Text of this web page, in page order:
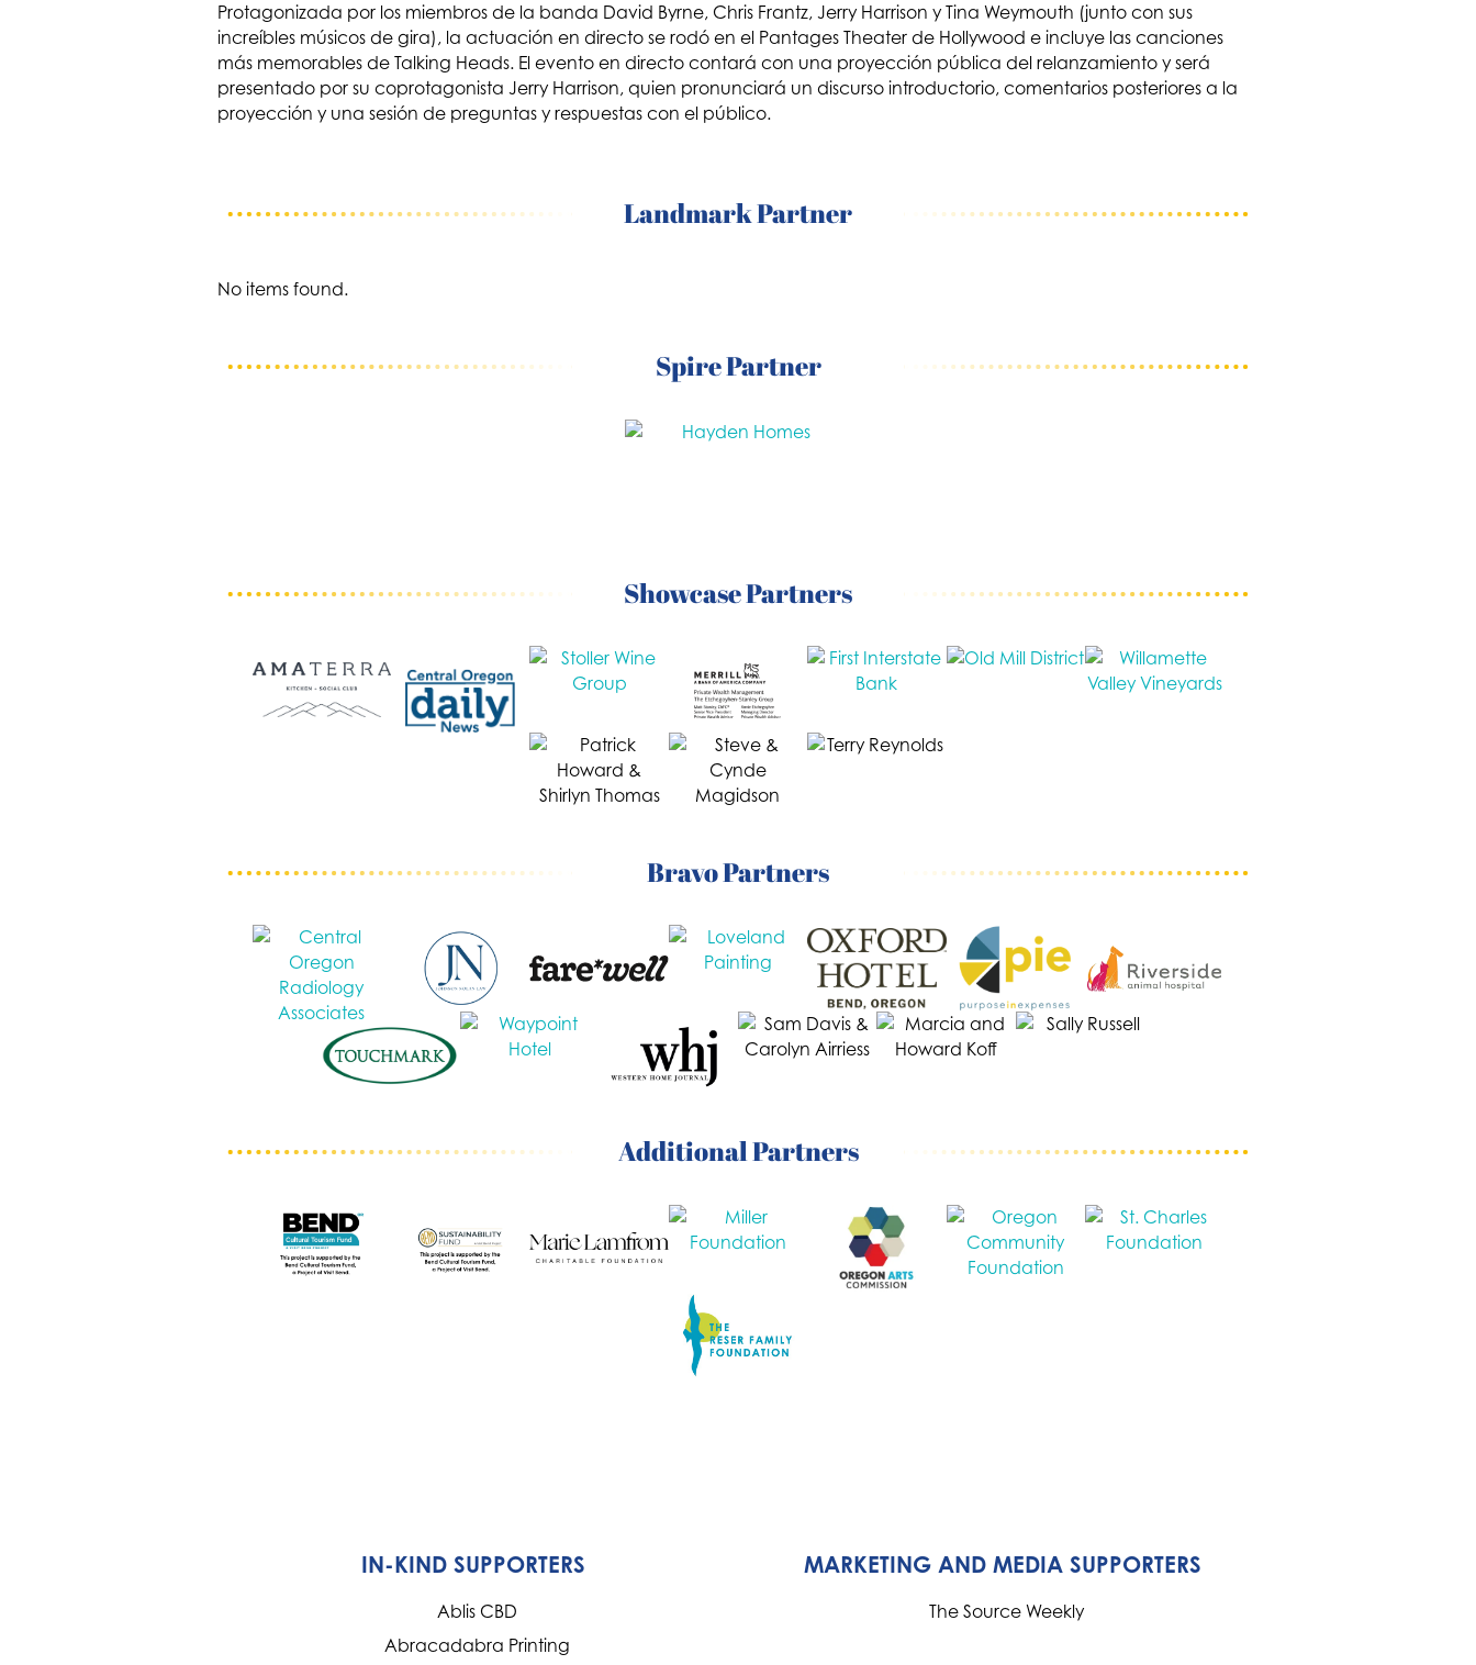
Protagonizada por los miembros de la banda David Byrne, Chris Frantz, Jerry Harrison y Tina Weymouth (junto con sus
increíbles músicos de gira), la actuación en directo se rodó en el Pantages Theater de Hollywood e incluye las canciones
más memorables de Talking Heads. El evento en directo contará con una proyección pública del relanzamiento y será
presentado por su coprotagonista Jerry Harrison, quien pronunciará un discurso introductorio, comentarios posteriores a la
proyección y una sesión de preguntas y respuestas con el público.
Landmark Partner
No items found.
Spire Partner
Showcase Partners
Bravo Partners
Additional Partners
IN-KIND SUPPORTERS
Ablis CBD
Abracadabra Printing
MARKETING AND MEDIA SUPPORTERS
The Source Weekly